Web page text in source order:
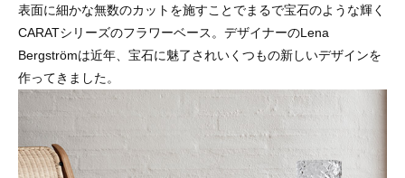
表面に細かな無数のカットを施すことでまるで宝石のような輝く
CARATシリーズのフラワーベース。デザイナーのLena
Bergstrӧmは近年、宝石に魅了されいくつもの新しいデザインを
作ってきました。